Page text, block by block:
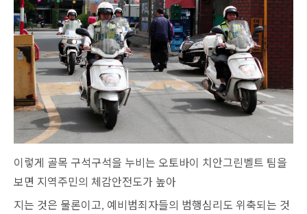
이렇게 골목 구석구석을 누비는 오토바이 치안그린벨트 팀을
보면 지역주민의 체감안전도가 높아
지는 것은 물론이고, 예비범죄자들의 범행심리도 위축되는 것